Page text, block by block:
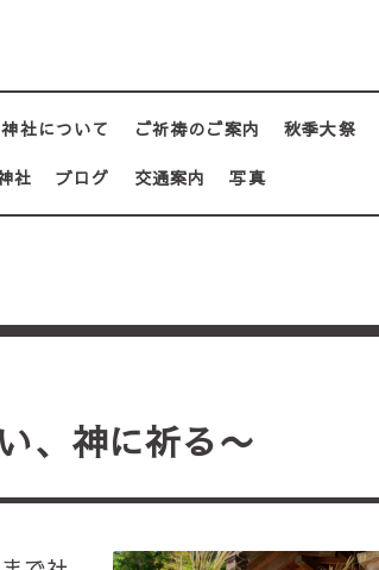
社について ご祈祷のご案内 秋季大祭
社 ブログ 交通案内 写真
、神に祈る〜